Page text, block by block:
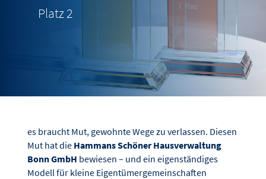
Platz 2
es braucht Mut, gewohnte Wege zu verlassen. Diesen
Mut hat die Hammans Schöner Hausverwaltung
Bonn GmbH bewiesen – und ein eigenständiges
Modell für kleine Eigentümergemeinschaften